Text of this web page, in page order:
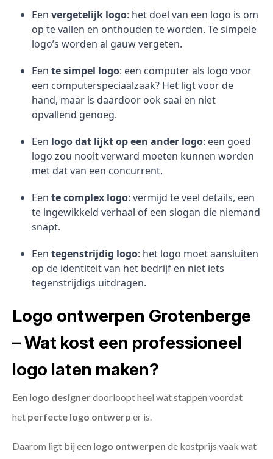
Een vergetelijk logo: het doel van een logo is om
op te vallen en onthouden te worden. Te simpele
logo’s worden al gauw vergeten.
Een te simpel logo: een computer als logo voor
een computerspeciaalzaak? Het ligt voor de
hand, maar is daardoor ook saai en niet
opvallend genoeg.
Een logo dat lijkt op een ander logo: een goed
logo zou nooit verward moeten kunnen worden
met dat van een concurrent.
Een te complex logo: vermijd te veel details, een
te ingewikkeld verhaal of een slogan die niemand
snapt.
Een tegenstrijdig logo: het logo moet aansluiten
op de identiteit van het bedrijf en niet iets
tegenstrijdigs uitdragen.
Logo ontwerpen Grotenberge
– Wat kost een professioneel
logo laten maken?
Een logo designerdoorloopt heel wat stappen voordat
het perfecte logo ontwerp er is.
Daarom ligt bij een logo ontwerpen de kostprijs vaak wat